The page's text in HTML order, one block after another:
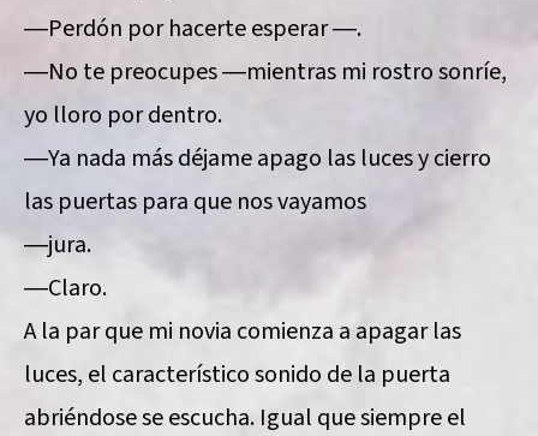
―Perdón por hacerte esperar ―.
―No te preocupes ―mientras mi rostro sonríe,
yo lloro por dentro.
―Ya nada más déjame apago las luces y cierro
las puertas para que nos vayamos
―jura.
―Claro.
A la par que mi novia comienza a apagar las
luces, el característico sonido de la puerta
abriéndose se escucha. Igual que siempre el